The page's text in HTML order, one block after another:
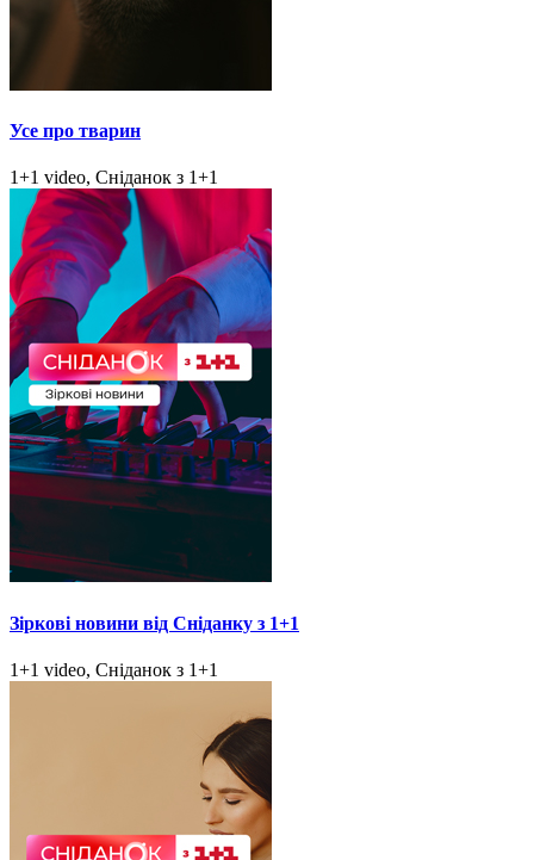
Усе про тварин
1+1 video, Сніданок з 1+1
Зіркові новини від Сніданку з 1+1
1+1 video, Сніданок з 1+1